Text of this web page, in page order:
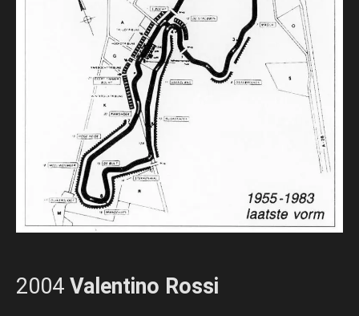
2004 Valentino Rossi